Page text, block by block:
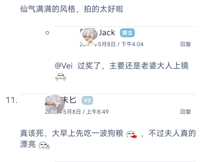
仙气满满的风格，拍的太好啦
阿杰 Jack
博主
2025年5月8日 / 下午4:04
回复
@Vei 过奖了，主要还是老婆大人上镜
永恒末匕
V3
2025年5月8日 / 上午8:49
回复
真该死，大早上先吃一波狗粮
，不过夫人真的
漂亮